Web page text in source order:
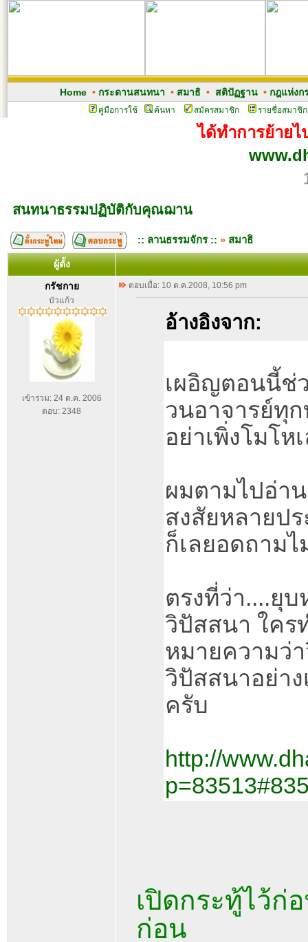
Home •กระดานสนทนา • สมาธิ • สติปัฏฐาน •กฎแห่งก
คู่มือการใช้ ค้นหา สมัครสมาชิก รายชื่อสมาชิก
ได้ทำการย้าย
สนทนาธรรมปฏิบัติกับคุณฌาน
:: ลานธรรมจักร :: » สมาธิ
ผู้ตั้ง
กรัชกาย
บัวแก้ว
เข้าร่วม: 24 ต.ค. 2006
ตอบ: 2348
ตอบเมื่อ: 10 ต.ค.2008, 10:56 pm
อ้างอิงจาก:
เผอิญตอนนี้ช่
วนอาจารย์ทุ
อย่าเพิ่งโมโห
ผมตามไปอ่า
สงสัยหลายป
ก็เลยอดถาม
ตรงที่ว่า....ยุ
วิปัสสนา ใคร
หมายความว่
วิปัสสนาอย่า
ครับ
http://
เปิดกระทู้ไว้
ก่อน